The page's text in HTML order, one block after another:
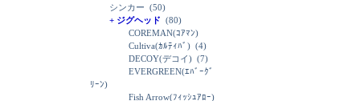
シンカー (50)
+ ジグヘッド (80)
COREMAN(ｺｱﾏﾝ)
Cultiva(ｶﾙﾃｨﾊﾞ) (4)
DECOY(デコイ) (7)
EVERGREEN(ｴﾊﾞｰｸﾞ
ﾘｰﾝ)
Fish Arrow(ﾌｨｯｼｭｱﾛｰ)